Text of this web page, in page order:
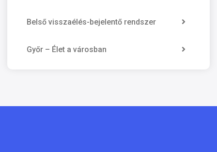
Belső visszaélés-bejelentő rendszer
Győr – Élet a városban